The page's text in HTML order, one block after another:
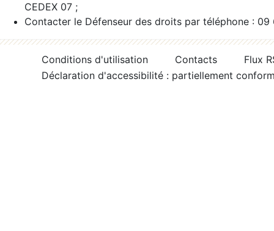
CEDEX 07 ;
Contacter le Défenseur des droits par téléphone :
Conditions d'utilisation Contacts
Flux
Déclaration d'accessibilité : partiellement